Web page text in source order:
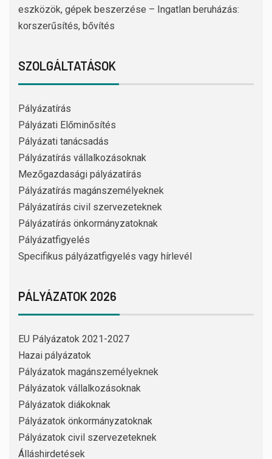
eszközök, gépek beszerzése – Ingatlan beruházás:
korszerűsítés, bővítés
SZOLGÁLTATÁSOK
Pályázatírás
Pályázati Előminősítés
Pályázati tanácsadás
Pályázatírás vállalkozásoknak
Mezőgazdasági pályázatírás
Pályázatírás magánszemélyeknek
Pályázatírás civil szervezeteknek
Pályázatírás önkormányzatoknak
Pályázatfigyelés
Specifikus pályázatfigyelés vagy hírlevél
PÁLYÁZATOK 2026
EU Pályázatok 2021-2027
Hazai pályázatok
Pályázatok magánszemélyeknek
Pályázatok vállalkozásoknak
Pályázatok diákoknak
Pályázatok önkormányzatoknak
Pályázatok civil szervezeteknek
Álláshirdetések